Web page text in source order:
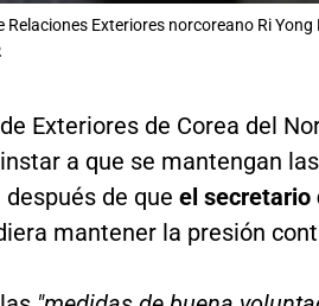
Relaciones Exteriores norcoreano Ri Yong
Exteriores de Corea del
a que se mantengan
después de que el secretario
mantener la presión